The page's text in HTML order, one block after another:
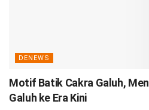
DENEWS
Motif Batik Cakra Galuh,
Galuh ke Era Kini